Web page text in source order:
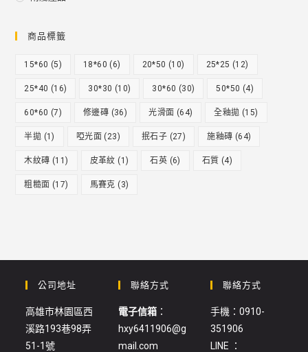
商品標籤
15*60 (5) 18*60 (6) 20*50 (10) 25*25 (12)
25*40 (16) 30*30 (10) 30*60 (30) 50*50 (4)
60*60 (7) 修邊磚 (36) 光滑面 (64) 全釉拋 (15)
半拋 (1) 啞光面 (23) 抿石子 (27) 施釉磚 (64)
木紋磚 (11) 皮革紋 (1) 石英 (6) 石質 (4)
粗糙面 (17) 馬賽克 (3)
公司地址
高雄市林園區西
溪路193巷98弄
51-1號
聯絡方式
電子信箱：
hxy6411906@g
mail.com
聯絡方式
手機：0910-
351906
LINE ：